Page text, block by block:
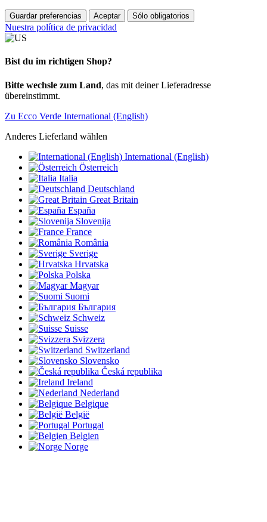
Guardar preferencias Aceptar Sólo obligatorios
Nuestra política de privacidad
Bist du im richtigen Shop?
Bitte wechsle zum Land, das mit deiner Lieferadresse
übereinstimmt.
Zu Ecco Verde International (English)
Anderes Lieferland wählen
International (English)
Österreich
Italia
Deutschland
Great Britain
España
Slovenija
France
România
Sverige
Hrvatska
Polska
Magyar
Suomi
България
Schweiz
Suisse
Svizzera
Switzerland
Slovensko
Česká republika
Ireland
Nederland
Belgique
België
Portugal
Belgien
Norge